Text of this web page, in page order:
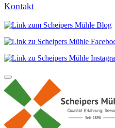
Kontakt